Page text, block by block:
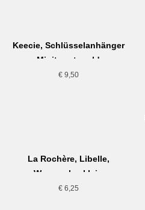
Keecie, Schlüsselanhänger
Minitweet, gold
€9,50
La Rochère, Libelle,
Wasserglas klein
€6,25